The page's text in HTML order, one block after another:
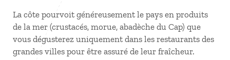
La côte pourvoit généreusement le pays en produits
de la mer (crustacés, morue, abadèche du Cap) que
vous dégusterez uniquement dans les restaurants des
grandes villes pour être assuré de leur fraîcheur.